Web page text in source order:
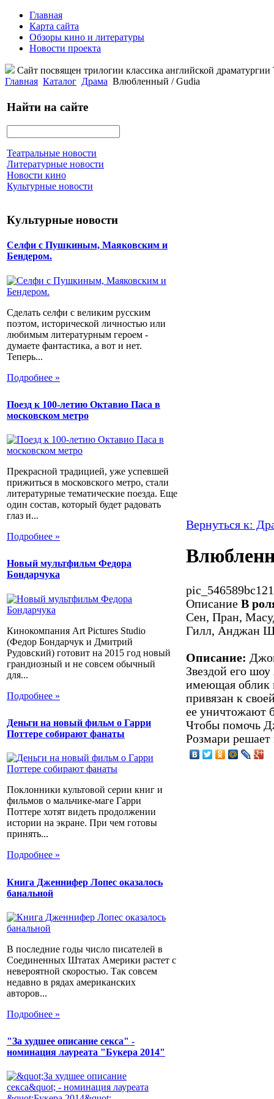
Главная
Карта сайта
Обзоры кино и литературы
Новости проекта
Сайт посвящен трилогии классика английской
Главная Каталог Драма Влюбленный / Gudia
Найти на сайте
Театральные новости
Литературные новости
Новости кино
Культурные новости
Культурные новости
Селфи с Пушкиным, Маяковским и
Бендером.
Сделать селфи с великим русским
поэтом, исторической личностью или
любимым литературным героем -
думаете фантастика, а вот и нет.
Теперь...
Подробнее »
Поезд к 100-летию Октавио Паса в
московском метро
Прекрасной традицией, уже успевшей
прижиться в московского метро, стали
литературные тематические поезда. Еще
один состав, который будет радовать
глаз и...
Подробнее »
Новый мультфильм Федора
Бондарчука
Кинокомпания Art Pictures Studio
(Федор Бондарчук и Дмитрий
Рудовский) готовит на 2015 год новый
грандиозный и не совсем обычный
для...
Подробнее »
Деньги на новый фильм о Гарри
Поттере собирают фанаты
Поклонники культовой серии книг и
фильмов о мальчике-маге Гарри
Поттере хотят видеть продолжении
истории на экране. При чем готовы
принять...
Подробнее »
Книга Дженнифер Лопес оказалось
банальной
В последние годы число писателей в
Соединенных Штатах Америки растет с
невероятной скоростью. Так совсем
недавно в рядах американских
авторов...
Подробнее »
"За худшее описание секса" -
номинация лауреата "Букера 2014"
Вернуться к:
Описание В
Сен, Пран,
Гилл, Анджан
Описание:
Звездой его
имеющая облик
привязан к
ее уничтожают
Чтобы помочь
Розмари